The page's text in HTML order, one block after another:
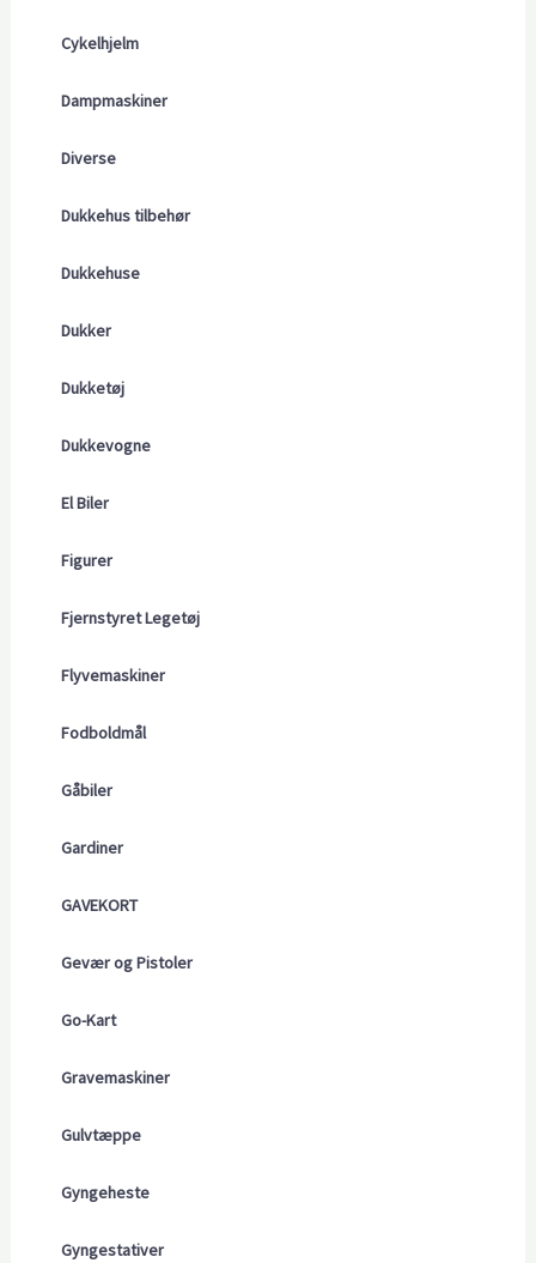
Cykelhjelm
Dampmaskiner
Diverse
Dukkehus tilbehør
Dukkehuse
Dukker
Dukketøj
Dukkevogne
El Biler
Figurer
Fjernstyret Legetøj
Flyvemaskiner
Fodboldmål
Gåbiler
Gardiner
GAVEKORT
Gevær og Pistoler
Go-Kart
Gravemaskiner
Gulvtæppe
Gyngeheste
Gyngestativer